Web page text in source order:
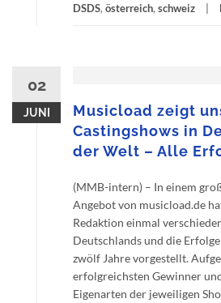
DSDS, österreich, schweiz
02
JUNI
Musicload zeigt
Castingshows in
der Welt – Alle
(MMB-intern) – In einem
Angebot von musicload.de
Redaktion einmal
Deutschlands und die
zwölf Jahre vorgestellt.
erfolgreichsten Gewinner
Eigenarten der jeweiligen